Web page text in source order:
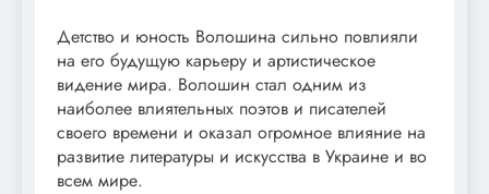
Детство и юность Волошина сильно повлияли
на его будущую карьеру и артистическое
видение мира. Волошин стал одним из
наиболее влиятельных поэтов и писателей
своего времени и оказал огромное влияние на
развитие литературы и искусства в Украине и во
всем мире.